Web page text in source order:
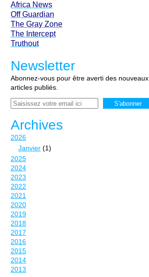
Africa News
Off Guardian
The Gray Zone
The Intercept
Truthout
Newsletter
Abonnez-vous pour être averti des nouveaux
articles publiés.
Email
Archives
2026
Janvier (1)
2025
2024
2023
2022
2021
2020
2019
2018
2017
2016
2015
2014
2013